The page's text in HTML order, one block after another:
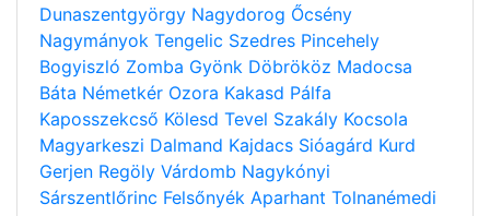
Dunaszentgyörgy Nagydorog Őcsény
Nagymányok Tengelic Szedres Pincehely
Bogyiszló Zomba Gyönk Döbrököz Madocsa
Báta Németkér Ozora Kakasd Pálfa
Kaposszekcső Kölesd Tevel Szakály Kocsola
Magyarkeszi Dalmand Kajdacs Sióagárd Kurd
Gerjen Regöly Várdomb Nagykónyi
Sárszentlőrinc Felsőnyék Aparhant Tolnanémedi